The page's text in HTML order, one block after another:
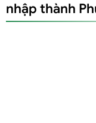
nhập thành